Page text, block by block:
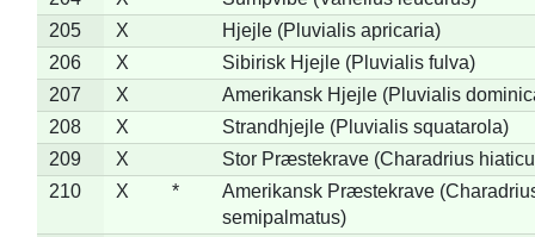
205
X
Hjejle (Pluvialis apricaria)
206
X
Sibirisk Hjejle (Pluvialis fulva)
207
X
Amerikansk Hjejle (Pluvialis
208
X
Strandhjejle (Pluvialis squatarola)
209
X
Stor Præstekrave (Charadrius
210
X *
Amerikansk Præstekrave
semipalmatus)